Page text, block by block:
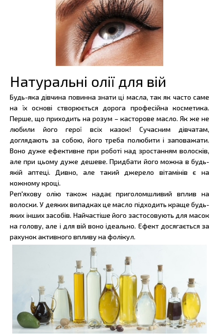
Натуральні олії для вій
Будь-яка дівчина повинна знати ці масла, так як часто саме
на їх основі створюється дорога професійна косметика.
Перше, що приходить на розум – касторове масло. Як же не
любили його герої всіх казок! Сучасним дівчатам,
доглядають за собою, його треба полюбити і заповажати.
Воно дуже ефективне при роботі над зростанням волосків,
але при цьому дуже дешеве. Придбати його можна в будь-
якій аптеці. Дивно, але такий джерело вітамінів є на
кожному кроці.
Реп'яхову олію також надає приголомшливий вплив на
волоски. У деяких випадках це масло підходить краще будь-
яких інших засобів. Найчастіше його застосовують для масок
на голову, але і для вій воно ідеально. Ефект досягається за
рахунок активного впливу на фолікул.